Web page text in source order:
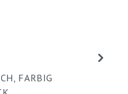
FARBIG